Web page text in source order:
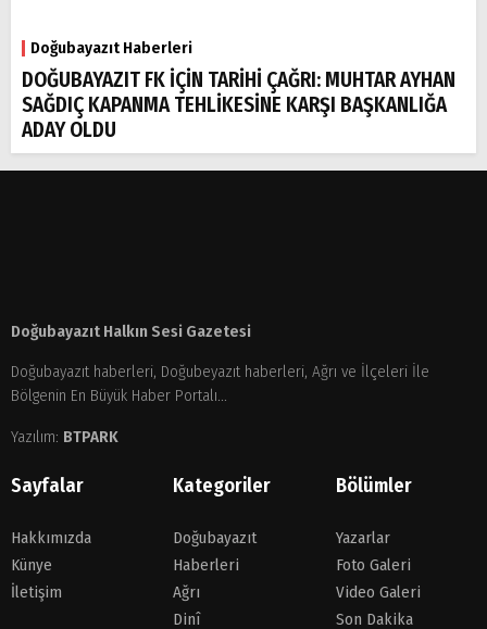
Doğubayazıt Haberleri
DOĞUBAYAZIT FK İÇİN TARİHİ ÇAĞRI: MUHTAR AYHAN
SAĞDIÇ KAPANMA TEHLİKESİNE KARŞI BAŞKANLIĞA
ADAY OLDU
Doğubayazıt Halkın Sesi Gazetesi
Doğubayazıt haberleri, Doğubeyazıt haberleri, Ağrı ve İlçeleri İle
Bölgenin En Büyük Haber Portalı...
Yazılım: BTPARK
Sayfalar
Hakkımızda
Künye
İletişim
Kategoriler
Doğubayazıt
Haberleri
Ağrı
Dinî
Bölümler
Yazarlar
Foto Galeri
Video Galeri
Son Dakika